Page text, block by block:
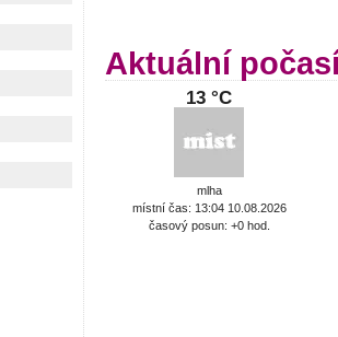
Aktuální
13 °C
mlha
místní čas: 13:04 10.08.2026
časový posun: +0 hod.